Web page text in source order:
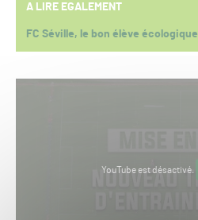
A LIRE EGALEMENT
FC Séville, le bon élève écologique
YouTube est désactivé.